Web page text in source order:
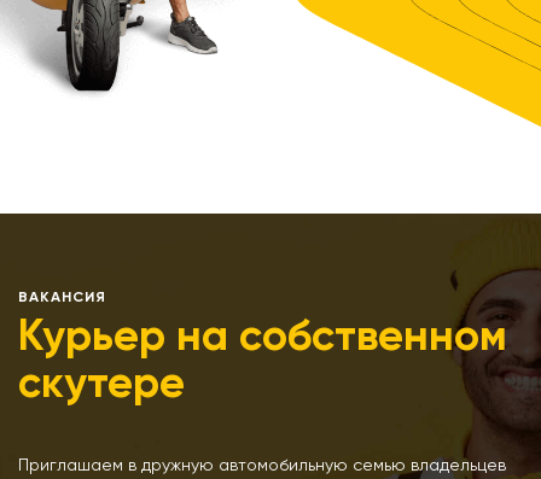
ВАКАНСИЯ
Курьер на собственном
скутере
Приглашаем в дружную автомобильную семью владельцев